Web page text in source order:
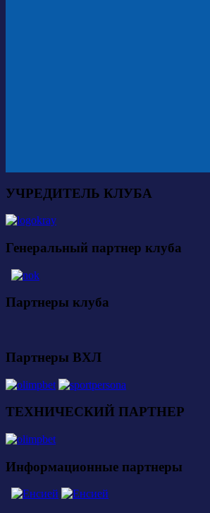
УЧРЕДИТЕЛЬ КЛУБА
Генеральный партнер клуба
Партнеры клуба
Партнеры ВХЛ
ТЕХНИЧЕСКИЙ ПАРТНЕР
Информационные партнеры